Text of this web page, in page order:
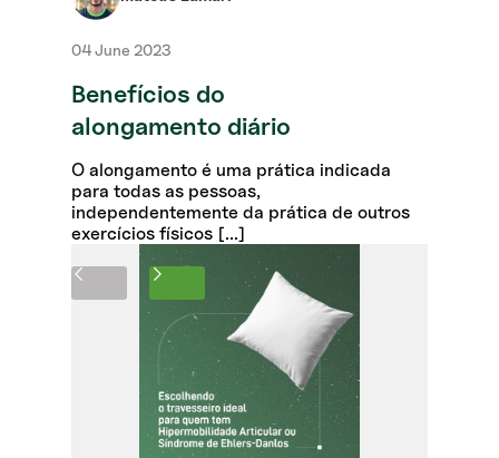
04 June 2023
Benefícios do
alongamento diário
O alongamento é uma prática indicada
para todas as pessoas,
independentemente da prática de outros
exercícios físicos [...]